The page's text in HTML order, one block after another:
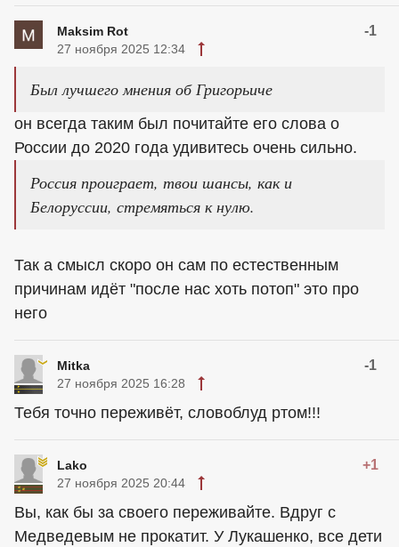
Maksim Rot -1
27 ноября 2025 12:34
Был лучшего мнения об Григорьиче
он всегда таким был почитайте его слова о
России до 2020 года удивитесь очень сильно.
Россия проиграет, твои шансы, как и
Белоруссии, стремяться к нулю.
Так а смысл скоро он сам по естественным
причинам идёт "после нас хоть потоп" это про
него
Mitka -1
27 ноября 2025 16:28
Тебя точно переживёт, словоблуд ртом!!!
Lako +1
27 ноября 2025 20:44
Вы, как бы за своего переживайте. Вдруг с
Медведевым не прокатит. У Лукашенко, все дети